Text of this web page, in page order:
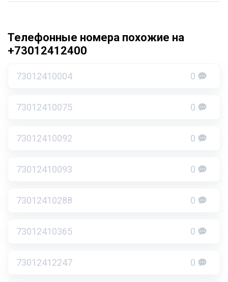
Телефонные номера похожие на
+73012412400
73012410004 0
73012410075 0
73012410092 0
73012410093 0
73012410288 0
73012410365 0
73012412247 0